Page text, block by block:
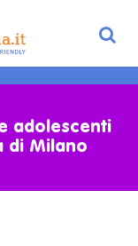
adolescenti
di Milano